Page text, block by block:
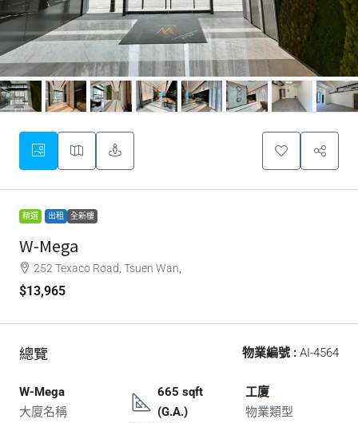
精選 出租 全新樓
W-Mega
252 Texaco Road, Tsuen Wan,
$13,965
總覽 物業編號 : AI-4564
W-Mega
大廈名稱
665 sqft
(G.A.)
工廈
物業類型